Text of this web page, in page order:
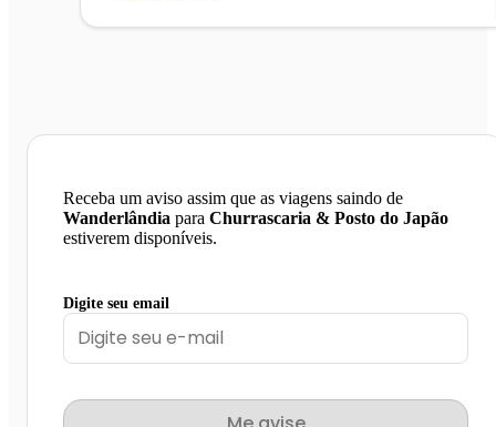
Receba um aviso assim que as viagens saindo de
Wanderlândia para Churrascaria & Posto do Japão
estiverem disponíveis.
Digite seu email